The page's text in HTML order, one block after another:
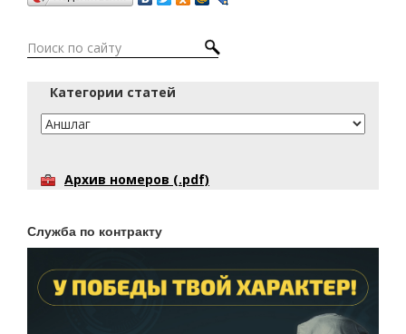
Категории статей
Архив номеров (.pdf)
Служба по контракту